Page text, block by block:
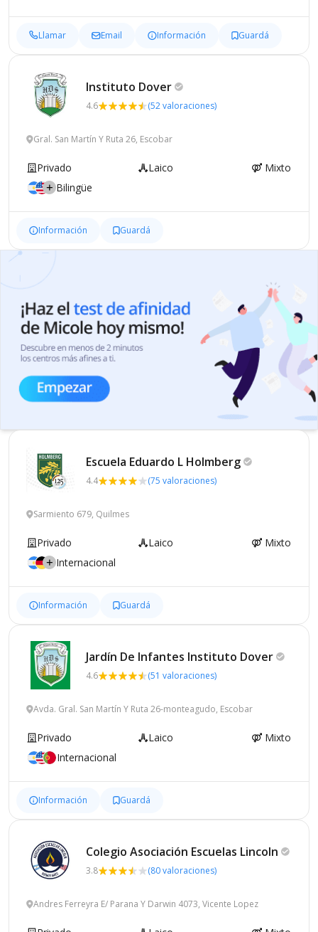
Llamar Email Información Guardá
Instituto Dover
4.6 (52 valoraciones)
Gral. San Martín Y Ruta 26, Escobar
Privado Laico
Mixto
Bilingüe
Información Guardá
Escuela Eduardo L Holmberg
4.4 (75 valoraciones)
Sarmiento 679, Quilmes
Privado Laico
Mixto
Internacional
Información Guardá
Jardín De Infantes Instituto Dover
4.6 (51 valoraciones)
Avda. Gral. San Martín Y Ruta 26-monteagudo, Escobar
Privado Laico
Mixto
Internacional
Información Guardá
Colegio Asociación Escuelas Lincoln
3.8 (80 valoraciones)
Andres Ferreyra E/ Parana Y Darwin 4073, Vicente Lopez